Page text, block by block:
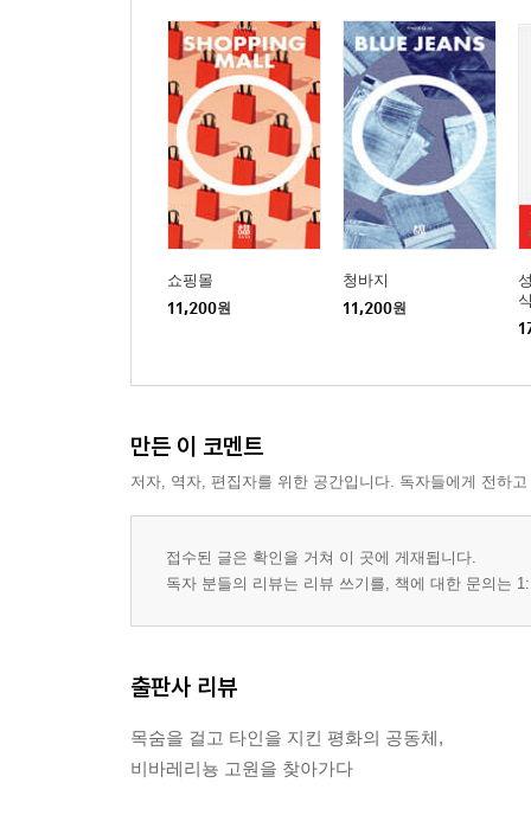
쇼핑몰
11,200원
청바지
11,200원
만든 이 코멘트
저자, 역자, 편집자를 위한 공간입니다. 독자들에게 전하
접수된 글은 확인을 거쳐 이 곳에 게재됩니다.
독자 분들의 리뷰는 리뷰 쓰기를, 책에 대한 문의는
출판사 리뷰
목숨을 걸고 타인을 지킨 평화의 공동체,
비바레리뇽 고원을 찾아가다